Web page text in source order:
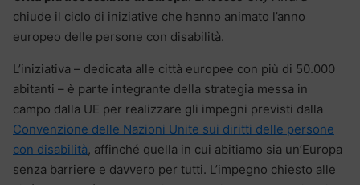
chiude il ciclo di iniziative che hanno animato l’anno
europeo delle persone con disabilità.
L’iniziativa – dedicata alle città europee con più di 50.000
abitanti – è parte integrante della strategia messa in
campo dalla UE per realizzare gli impegni previsti dalla
Convenzione delle Nazioni Unite sui diritti delle persone
con disabilità, affinché quella in cui abitiamo sia un’Europa
senza barriere e davvero per tutti. L’impegno chiesto alle